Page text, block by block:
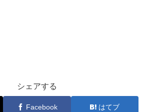
シェアする
Facebook はてブ